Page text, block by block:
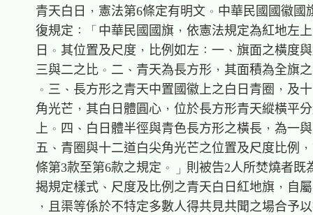
青天白日，憲法第6條定有明文。中華民國國徽國
復規定：「中華民國國旗，依憲法規定為紅地左
日。其位置及尺度，比例如左：一、旗面之橫度
三與二之比。二、青天為長方形，其面積為全旗
。三、長方形之青天中置國徽上之白日青圈，及
角光芒，其白日體圓心，位於長方形青天縱橫平
上。四、白日體半徑與青色長方形之橫長，為一
五、青圈與十二道白尖角光芒之位置及尺度比例
條第3款至第6款之規定。」則被告2人所焚燒者既
揭規定樣式、尺度及比例之青天白日紅地旗，自
，且渠等係於不特定多數人得共見共聞之場合予